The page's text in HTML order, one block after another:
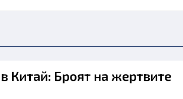
Китай: Броят на жертвите